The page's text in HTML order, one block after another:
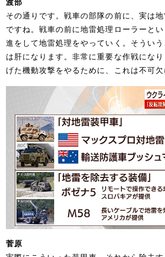
渡部
その通りです。戦車の部隊の前に、実は
ですね。戦車の前に地雷処理ローラーと
進をして地雷処理をやっていく。そうい
は肝になります。非常に重要な作戦にな
げた機動攻撃をやるために、これは不可欠
菅原